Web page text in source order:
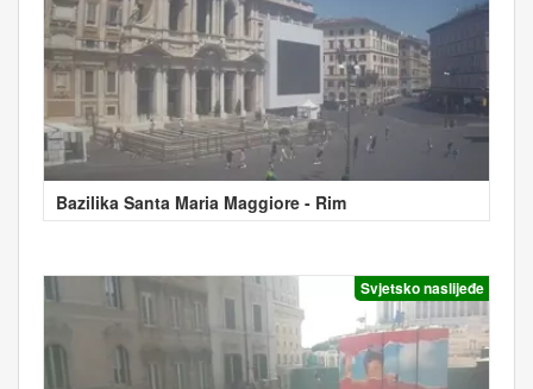
Bazilika Santa Maria Maggiore - Rim
Svjetsko naslijeđe